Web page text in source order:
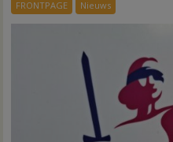
FRONTPAGE Nieuws